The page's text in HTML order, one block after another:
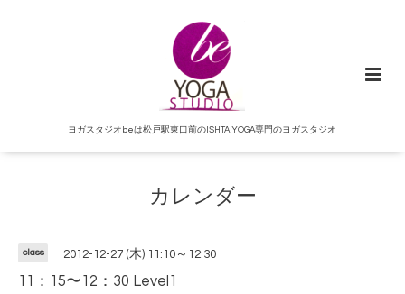
ヨガスタジオbeは松戸駅東口前のISHTA YOGA専門のヨガスタジオ
カレンダー
class 2012-12-27 (木) 11:10～12:30
11：15〜12：30 Level1